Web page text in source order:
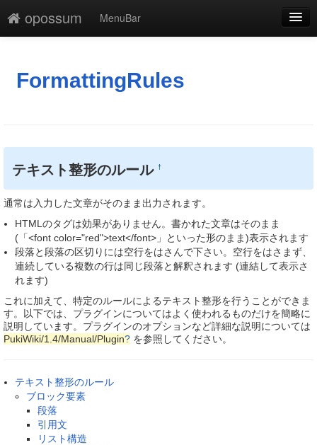
opossum
MenuBar
添付
一覧
単語検索
FormattingRules
テキスト整形のルール†
通常は入力した文章がそのまま出力されます。
HTMLのタグは効果がありません。書かれた文章はそのまま
(「<font color="red">text</font>」といった形のまま)表示されます
段落と段落の区切りには空行をはさんで下さい。空行をはさまず、
連続している複数の行は同じ段落と解釈されます (連結して表示さ
れます)
これに加えて、特定のルールによるテキスト整形を行うことができま
す。以下では、プラグインについてはよく使われるものだけを簡略に
説明しています。プラグインのオプションなど詳細な説明については
PukiWiki/1.4/Manual/Plugin? を参照してください。
テキスト整形のルール
ブロック要素
段落
引用文
リスト構造